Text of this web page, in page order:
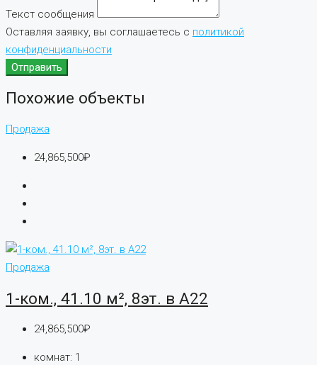
Текст сообщения
Оставляя заявку, вы соглашаетесь с политикой
конфиденциальности
Отправить
Похожие объекты
Продажа
24,865,500₽
Продажа
1-ком., 41.10 м², 8эт. в А22
24,865,500₽
комнат: 1